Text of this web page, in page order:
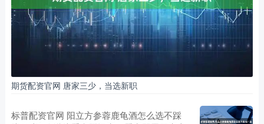
期货配资官网 唐家三少，当选新职
标普配资官网 阳立方参蓉鹿龟酒怎么选不踩